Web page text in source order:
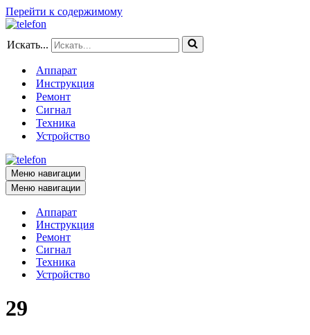
Перейти к содержимому
Искать...
Аппарат
Инструкция
Ремонт
Сигнал
Техника
Устройство
Меню навигации
Меню навигации
Аппарат
Инструкция
Ремонт
Сигнал
Техника
Устройство
29